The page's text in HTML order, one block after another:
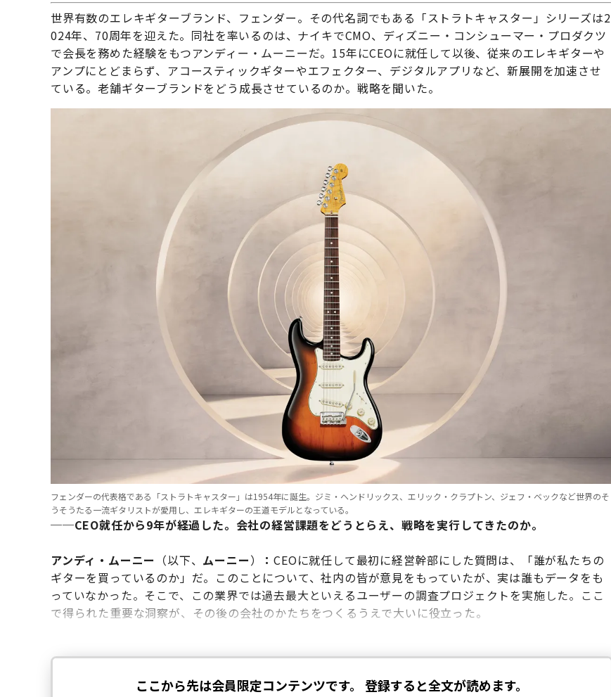
世界有数のエレキギターブランド、フェンダー。その代名詞でもある「ストラトキャスター」シリーズは2
024年、70周年を迎えた。同社を率いるのは、ナイキでCMO、ディズニー・コンシューマー・プロダクツ
で会長を務めた経験をもつアンディー・ムーニーだ。15年にCEOに就任して以後、従来のエレキギターや
アンプにとどまらず、アコースティックギターやエフェクター、デジタルアプリなど、新展開を加速させ
ている。老舗ギターブランドをどう成長させているのか。戦略を聞いた。
フェンダーの代表格である「ストラトキャスター」は1954年に誕生。ジミ・ヘンドリックス、エリック・クラプトン、ジェフ・ベックなど世界のそ
うそうたる一流ギタリストが愛用し、エレキギターの王道モデルとなっている。
──CEO就任から9年が経過した。会社の経営課題をどうとらえ、戦略を実行してきたのか。
アンディ・ムーニー （以下、 ムーニー） ：CEOに就任して最初に経営幹部にした質問は、「誰が私たちの
ギターを買っているのか」だ。このことについて、社内の皆が意見をもっていたが、実は誰もデータをも
っていなかった。そこで、この業界では過去最大といえるユーザーの調査プロジェクトを実施した。ここ
で得られた重要な洞察が、その後の会社のかたちをつくるうえで大いに役立った。